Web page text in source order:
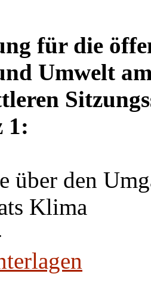
für die
Umwelt
1:
über den
Klima